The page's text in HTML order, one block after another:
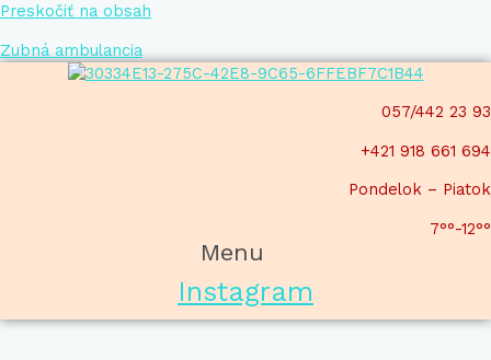
Preskočiť na obsah
Zubná ambulancia
057/442 23 93
+421 918 661 694
Pondelok – Piatok
7°°-12°°
Menu
Instagram